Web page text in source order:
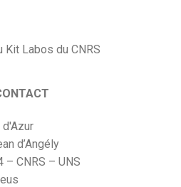
Kit Labos du CNRS
d’Angély
– CNRS – UNS